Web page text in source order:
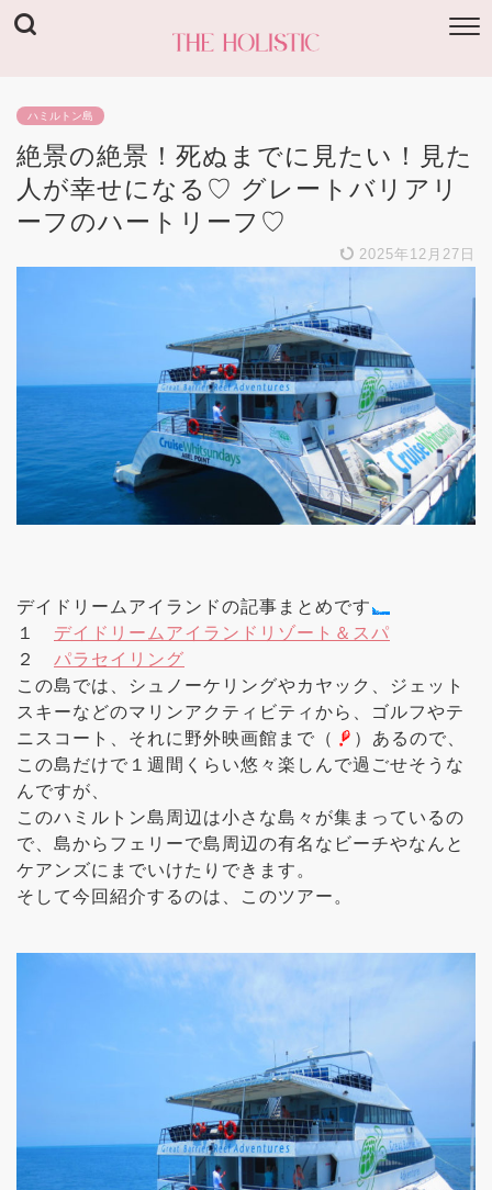
ハミルトン島
絶景の絶景！死ぬまでに見たい！見た
人が幸せになる♡ グレートバリアリ
ーフのハートリーフ♡
2025年12月27日
デイドリームアイランドの記事まとめです
１ デイドリームアイランドリゾート＆スパ
２ パラセイリング
この島では、シュノーケリングやカヤック、ジェット
スキーなどのマリンアクティビティから、ゴルフやテ
ニスコート、それに野外映画館まで（
）あるので、
この島だけで１週間くらい悠々楽しんで過ごせそうな
んですが、
このハミルトン島周辺は小さな島々が集まっているの
で、島からフェリーで島周辺の有名なビーチやなんと
ケアンズにまでいけたりできます。
そして今回紹介するのは、このツアー。